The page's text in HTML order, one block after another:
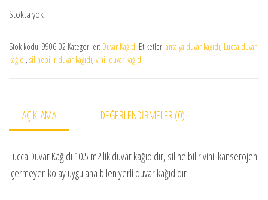
Stokta yok
Stok kodu: 9906-02 Kategoriler: Duvar Kağıdı Etiketler: antalya duvar kağıdı, Lucca duvar
kağıdı, silinebilir duvar kağıdı, vinil duvar kağıdı
AÇIKLAMA DEĞERLENDIRMELER (0)
Lucca Duvar Kağıdı 10.5 m2 lik duvar kağıdıdır, siline bilir vinil kanserojen
içermeyen kolay uygulana bilen yerli duvar kağıdıdır